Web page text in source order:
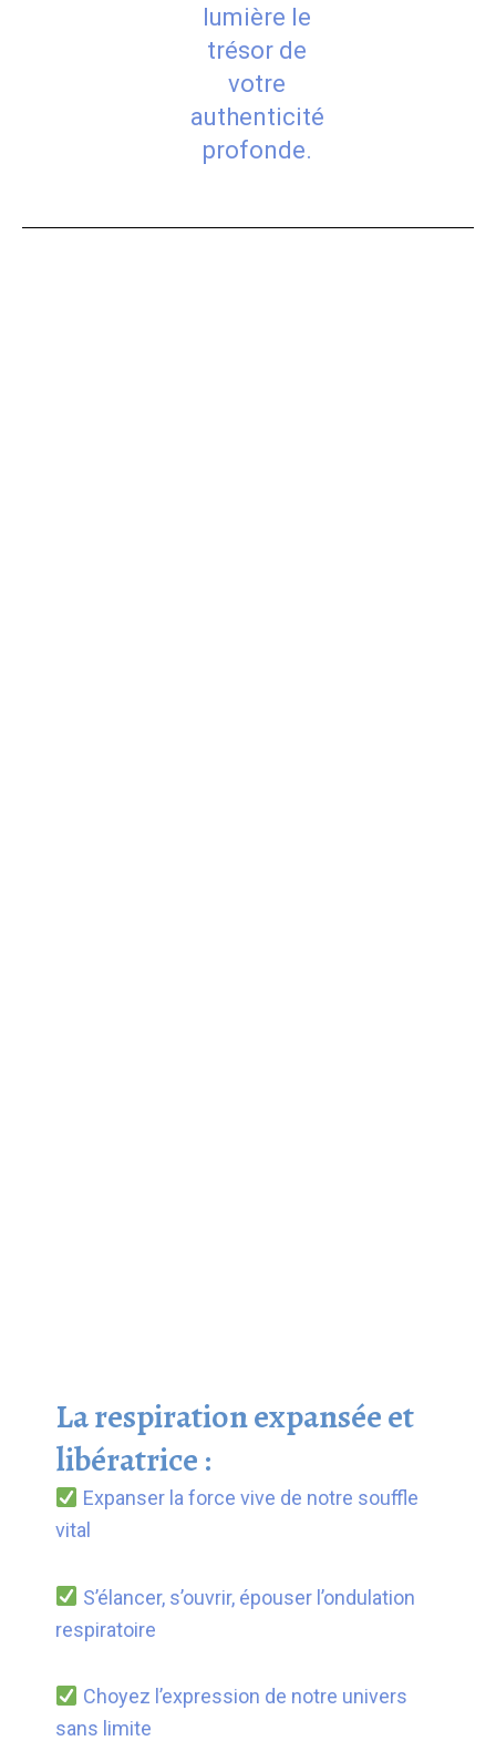
lumière le
trésor de
votre
authenticité
profonde.
La respiration expansée et
libératrice :
Expanser la force vive de notre souffle
vital
S’élancer, s’ouvrir, épouser l’ondulation
respiratoire
Choyez l’expression de notre univers
sans limite